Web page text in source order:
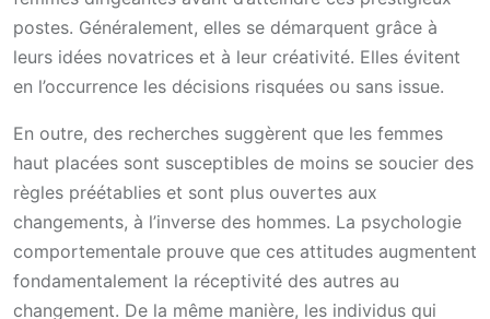
postes. Généralement, elles se démarquent grâce à
leurs idées novatrices et à leur créativité. Elles évitent
en l’occurrence les décisions risquées ou sans issue.
En outre, des recherches suggèrent que les femmes
haut placées sont susceptibles de moins se soucier des
règles préétablies et sont plus ouvertes aux
changements, à l’inverse des hommes. La psychologie
comportementale prouve que ces attitudes augmentent
fondamentalement la réceptivité des autres au
changement. De la même manière, les individus qui